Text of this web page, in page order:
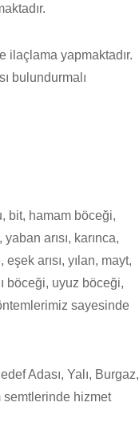
ilaçlama yapmaktadır.
bulundurmalı
bit, hamam böceği,
arısı, karınca,
arısı, yılan, mayt,
böceği, uyuz böceği,
sayesinde
Adası, Yalı, Burgaz,
semtlerinde hizmet